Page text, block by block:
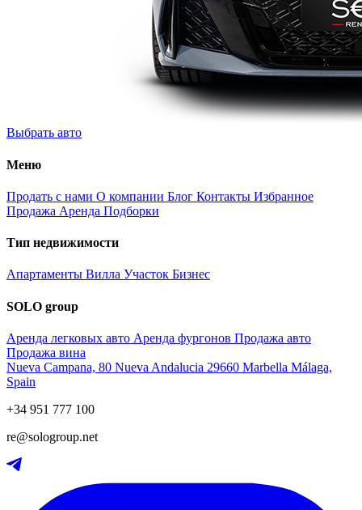
Выбрать авто
Меню
Продать с нами О компании Блог Контакты Избранное
Продажа Аренда Подборки
Тип недвижимости
Апартаменты Вилла Участок Бизнес
SOLO group
Аренда легковых авто Аренда фургонов Продажа авто
Продажа вина
Nueva Campana, 80 Nueva Andalucia 29660 Marbella Málaga,
Spain
+34 951 777 100
re@sologroup.net